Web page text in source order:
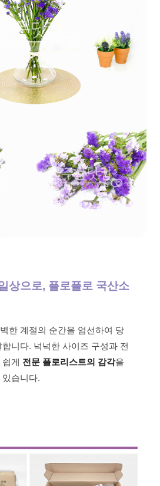
상으로, 플로플로 국산소
한 계절의 순간을 엄선하여 당
니다. 넉넉한 사이즈 구성과 전
게 전문 플로리스트의 감각을
습니다.